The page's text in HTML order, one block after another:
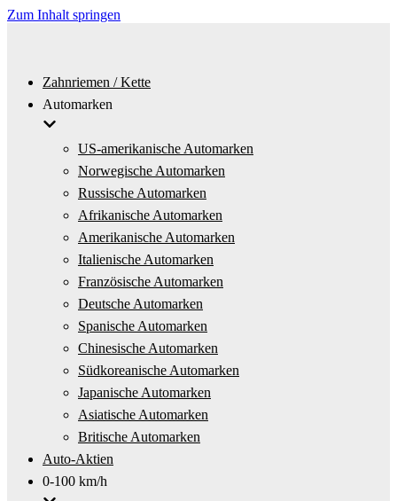
Zum Inhalt springen
Zahnriemen / Kette
Automarken
US-amerikanische Automarken
Norwegische Automarken
Russische Automarken
Afrikanische Automarken
Amerikanische Automarken
Italienische Automarken
Französische Automarken
Deutsche Automarken
Spanische Automarken
Chinesische Automarken
Südkoreanische Automarken
Japanische Automarken
Asiatische Automarken
Britische Automarken
Auto-Aktien
0-100 km/h